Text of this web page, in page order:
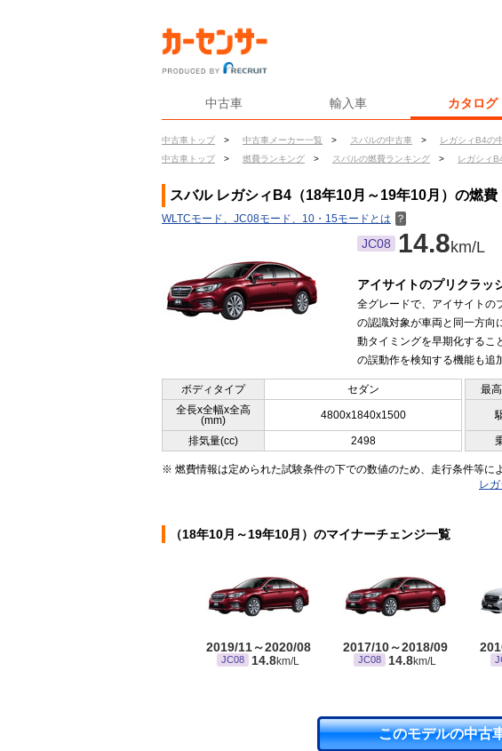
中古車 輸入車 カタログ
中古車トップ > 中古車メーカー一覧 > スバルの中古車 > レガシィB4の
中古車トップ
> 燃費ランキング > スバルの燃費ランキング > レガシィ
スバル レガシィB4（18年10月～19年10月）の燃費
WLTCモード、JC08モード、10・15モードとは ？
JC08 14.8km/L
アイサイトのプリクラッ
全グレードで、アイサイトの
の認識対象が車両と同一方向
動タイミングを早期化するこ
の誤動作を検知する機能も追
ボディタイプ セダン 最
全長x全幅x全高
(mm)
4800x1840x1500
排気量(cc) 2498
※ 燃費情報は定められた試験条件の下での数値のため、走行条件等に
レ
（18年10月～19年10月）のマイナーチェンジ一覧
2019/11～2020/08
JC08 14.8km/L
2017/10～2018/09
JC08 14.8km/L
このモデルの中古